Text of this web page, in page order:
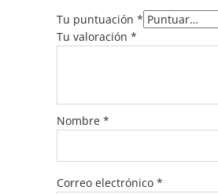
Tu puntuación *
Tu valoración *
Nombre *
Correo electrónico *